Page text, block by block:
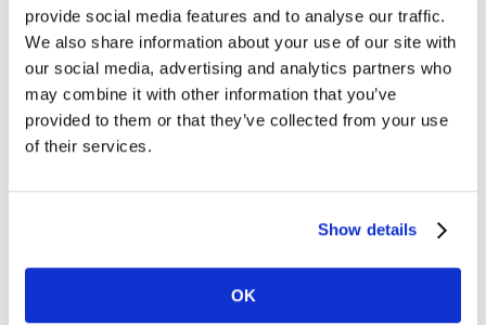
provide social media features and to analyse our traffic.
We also share information about your use of our site with
our social media, advertising and analytics partners who
may combine it with other information that you’ve
provided to them or that they’ve collected from your use
of their services.
Show details
OK
Teléfono